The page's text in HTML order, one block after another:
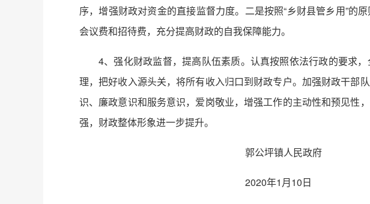
序，增强财政对资金的直接监督力度。二是按照“乡财县管乡用”的
会议费和招待费，充分提高财政的自我保障能力。
4、强化财政监督，提高队伍素质。认真按照依法行政的要求
理，把好收入源头关，将所有收入归口到财政专户。加强财政干部
识、廉政意识和服务意识，爱岗敬业，增强工作的主动性和预见性
强，财政整体形象进一步提升。
郭公坪镇人民政府
2020年1月10日